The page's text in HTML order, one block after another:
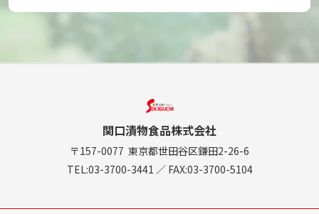
関口漬物食品株式会社
〒157-0077 東京都世田谷区鎌田2-26-6
TEL:03-3700-3441 ／ FAX:03-3700-5104